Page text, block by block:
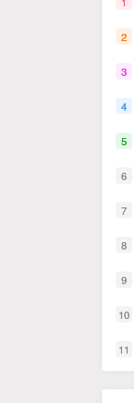
2
3
4
5
6
7
8
9
10
11